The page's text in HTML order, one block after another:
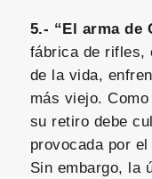
5.- “El arma de
fábrica de rifles,
de la vida,
más viejo.
su retiro debe
provocada por
Sin embargo, la